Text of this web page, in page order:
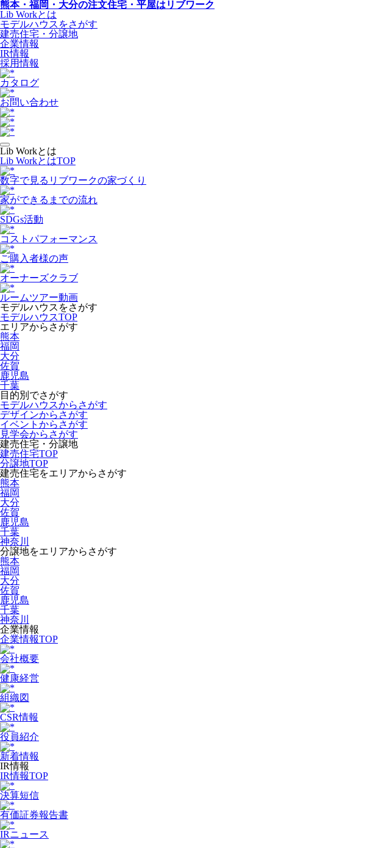
熊本・福岡・大分の注文住宅・平屋はリブワーク
Lib Workとは
モデルハウスをさがす
建売住宅・分譲地
企業情報
IR情報
採用情報
カタログ
お問い合わせ
Lib Workとは
Lib WorkとはTOP
数字で⾒るリブワークの家づくり
家ができるまでの流れ
SDGs活動
コストパフォーマンス
ご購入者様の声
オーナーズクラブ
ルームツアー動画
モデルハウスをさがす
モデルハウスTOP
エリアからさがす
熊本
福岡
大分
佐賀
鹿児島
千葉
目的別でさがす
モデルハウスからさがす
デザインからさがす
イベントからさがす
見学会からさがす
建売住宅・分譲地
建売住宅TOP
分譲地TOP
建売住宅をエリアからさがす
熊本
福岡
大分
佐賀
鹿児島
千葉
神奈川
分譲地をエリアからさがす
熊本
福岡
大分
佐賀
鹿児島
千葉
神奈川
企業情報
企業情報TOP
会社概要
健康経営
組織図
CSR情報
役員紹介
新着情報
IR情報
IR情報TOP
決算短信
有価証券報告書
IRニュース